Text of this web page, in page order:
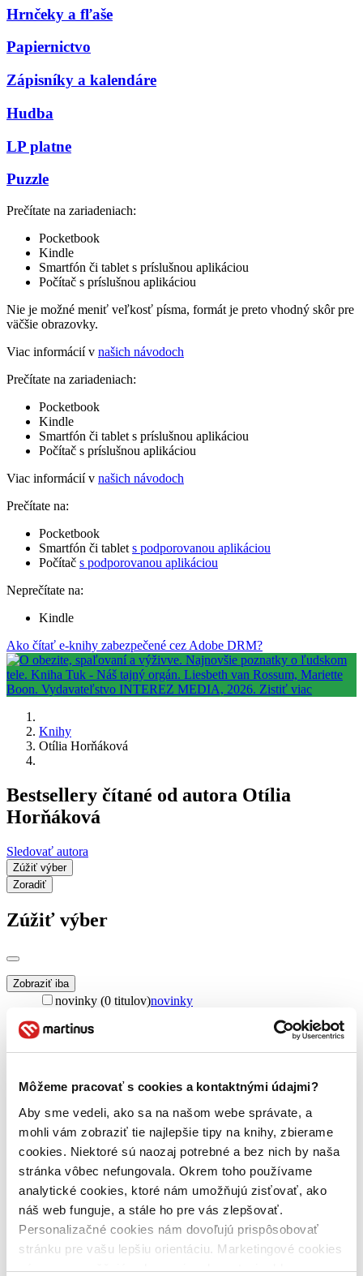
Môžeme pracovať s cookies a kontaktnými údajmi?
Aby sme vedeli, ako sa na našom webe správate, a
mohli vám zobraziť tie najlepšie tipy na knihy, zbierame
cookies. Niektoré sú naozaj potrebné a bez nich by naša
stránka vôbec nefungovala. Okrem toho používame
analytické cookies, ktoré nám umožňujú zisťovať, ako
náš web funguje, a stále ho pre vás zlepšovať.
Personalizačné cookies nám dovoľujú prispôsobovať
stránku pre vašu lepšiu orientáciu. Marketingové cookies
nám zas umožňujú zobrazenie relevantnej reklamy.
Hrnčeky a fľaše
Papiernictvo
Zápisníky a kalendáre
Hudba
LP platne
Puzzle
Prečítate na zariadeniach:
Pocketbook
Kindle
Smartfón či tablet s príslušnou aplikáciou
Počítač s príslušnou aplikáciou
Nie je možné meniť veľkosť písma, formát je preto vhodný skôr pre
väčšie obrazovky.
Viac informácií v našich návodoch
Prečítate na zariadeniach:
Pocketbook
Kindle
Smartfón či tablet s príslušnou aplikáciou
Počítač s príslušnou aplikáciou
Viac informácií v našich návodoch
Prečítate na:
Pocketbook
Smartfón či tablet s podporovanou aplikáciou
Počítač s podporovanou aplikáciou
Neprečítate na:
Kindle
Ako čítať e-knihy zabezpečené cez Adobe DRM?
Knihy
Otília Horňáková
Bestsellery čítané od autora Otília
Horňáková
Sledovať autora
Zúžiť výber
Zoradiť
Zúžiť výber
Zobraziť iba
novinky (0 titulov)novinky
predpredaj (0 titulov) predpredaj
pripravujeme (0 titulov)pripravujeme
dostupná (bez vypredaných) (0 titulov)dostupná (bez
vypredaných)
Nové / čítané
nová (0 titulov)nová
čítaná (0 titulov)čítaná
čítaná - výborný stav (0 titulov)čítaná - výborný stav
čítaná - mierne opotrebovaná (0 titulov)
čítaná - mierne
opotrebovaná
čítané verzie vypredaných kníh (0 titulov)čítané verzie